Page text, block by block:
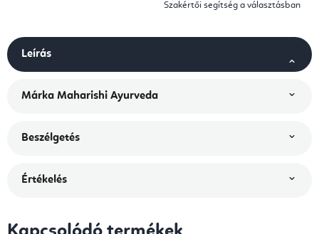
Szakértői segítség a választásban
Leírás
Márka Maharishi Ayurveda
Beszélgetés
Értékelés